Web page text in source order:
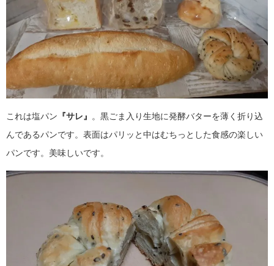
これは塩パン 『サレ』 黒ごま入り生地に発酵バターを薄く折り込
んであるパンです。 表面はパリッと 中はむちっとした食感の楽しい
パンです。美味しいです。